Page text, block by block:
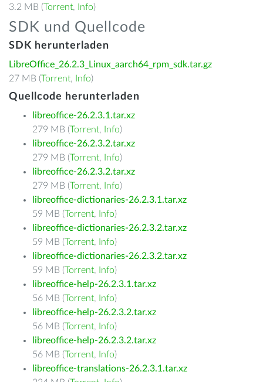
3.2 MB (Torrent, Info)
SDK und Quellcode
SDK herunterladen
LibreOffice_26.2.3_Linux_aarch64_rpm_sdk.tar.gz
27 MB (Torrent, Info)
Quellcode herunterladen
libreoffice-26.2.3.1.tar.xz
279 MB (Torrent, Info)
libreoffice-26.2.3.2.tar.xz
279 MB (Torrent, Info)
libreoffice-26.2.3.2.tar.xz
279 MB (Torrent, Info)
libreoffice-dictionaries-26.2.3.1.tar.xz
59 MB (Torrent, Info)
libreoffice-dictionaries-26.2.3.2.tar.xz
59 MB (Torrent, Info)
libreoffice-dictionaries-26.2.3.2.tar.xz
59 MB (Torrent, Info)
libreoffice-help-26.2.3.1.tar.xz
56 MB (Torrent, Info)
libreoffice-help-26.2.3.2.tar.xz
56 MB (Torrent, Info)
libreoffice-help-26.2.3.2.tar.xz
56 MB (Torrent, Info)
libreoffice-translations-26.2.3.1.tar.xz